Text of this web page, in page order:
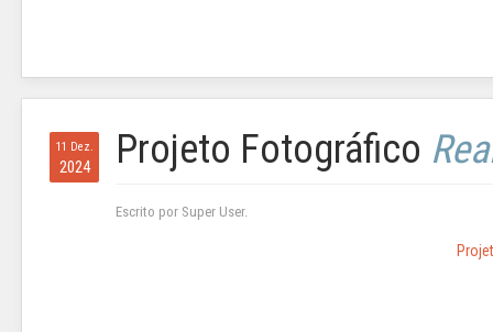
11 Dez.
2024 Projeto Fotográfico
Escrito por Super User.